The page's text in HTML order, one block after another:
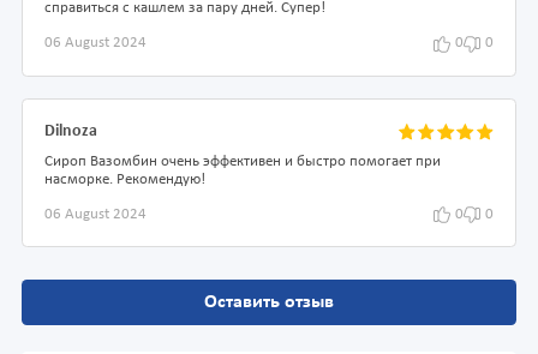
справиться с кашлем за пару дней. Супер!
06 August 2024 0 0
Dilnoza
Сироп Вазомбин очень эффективен и быстро помогает при
насморке. Рекомендую!
06 August 2024 0 0
Оставить отзыв